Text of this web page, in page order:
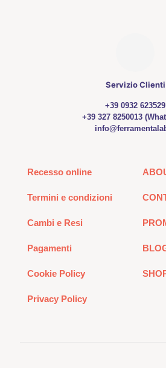
Servizio Clienti
+39 0932 623529
+39 327 8250013
Recesso online
Termini e condizioni
Cambi e Resi
Pagamenti
Cookie Policy
Privacy Policy